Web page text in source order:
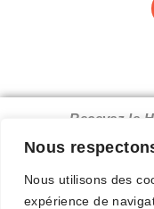
Nous
Nous utilisons des
expérience de
Recevez le
boîte mail.